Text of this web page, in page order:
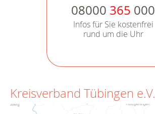
08000 365 000
Infos für Sie kostenfrei
rund um die Uhr
Kreisverband Tübingen e.V.